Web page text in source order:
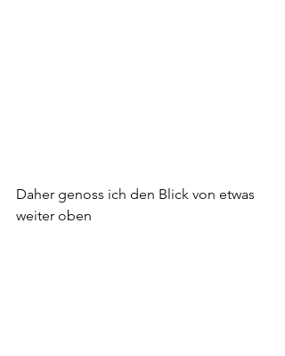
Daher genoss ich den Blick von etwas
weiter oben